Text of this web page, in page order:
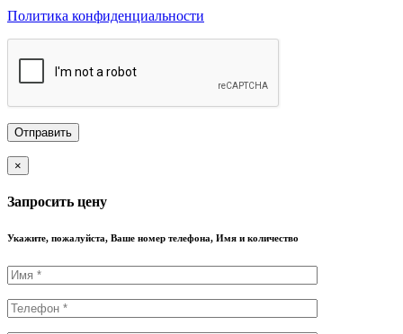
Политика конфиденциальности
×
Запросить цену
Укажите, пожалуйста, Ваше номер телефона, Имя и количество